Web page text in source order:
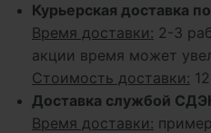
Курьерская доставка
Время доставки: 2-3
акции время может
Стоимость доставки:
Доставка службой
Время доставки: